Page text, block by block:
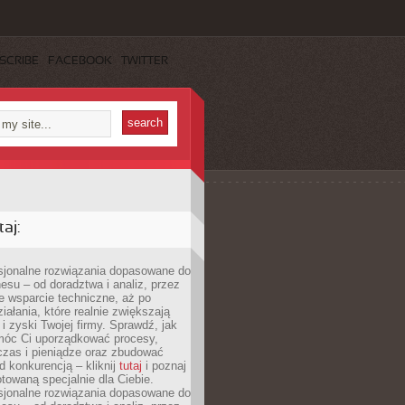
FACEBOOK TWITTER
rozwiązania dopasowane do
– od doradztwa i analiz, przez
wsparcie techniczne, aż po
które realnie zwiększają
zyski Twojej firmy. Sprawdź, jak
Ci uporządkować procesy,
i pieniądze oraz zbudować
konkurencją – kliknij tutaj i poznaj
specjalnie dla Ciebie.
rozwiązania dopasowane do